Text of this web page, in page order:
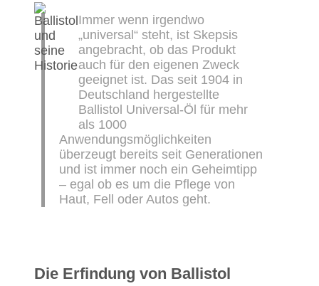
Immer wenn irgendwo
„universal“ steht, ist Skepsis
angebracht, ob das Produkt
auch für den eigenen Zweck
geeignet ist. Das seit 1904 in
Deutschland hergestellte
Ballistol Universal-Öl für mehr
als 1000
Anwendungsmöglichkeiten
überzeugt bereits seit Generationen
und ist immer noch ein Geheimtipp
– egal ob es um die Pflege von
Haut, Fell oder Autos geht.
Die Erfindung von Ballistol